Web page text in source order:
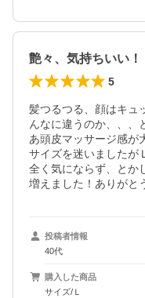
艶々、気持ちいい！
5
髪つるつる、顔はキュ
んなに違うのか、、、
あ頭皮マッサージ感が
サイズを迷いましたが
全く気にならず、とか
増えました！ありがと
投稿者情報
40代
購入した商品
サイズ/Ｌ